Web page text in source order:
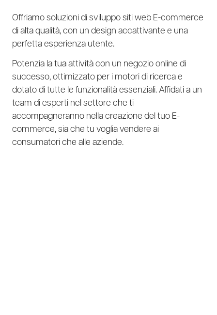
Offriamo soluzioni di sviluppo siti web E-commerce
di alta qualità, con un design accattivante e una
perfetta esperienza utente.
Potenzia la tua attività con un negozio online di
successo, ottimizzato per i motori di ricerca e
dotato di tutte le funzionalità essenziali. Affidati a un
team di esperti nel settore che ti
accompagneranno nella creazione del tuo E-
commerce, sia che tu voglia vendere ai
consumatori che alle aziende.